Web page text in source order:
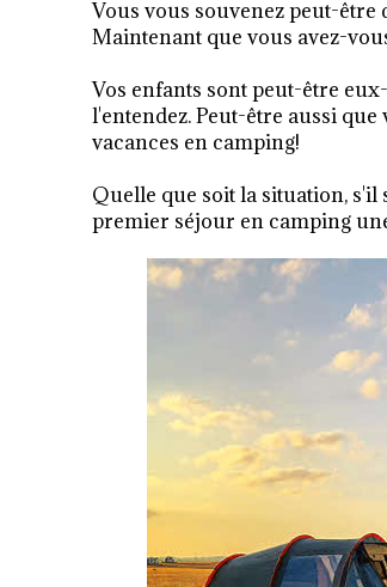
Vous vous souvenez peut-être
Maintenant que vous avez-
Vos enfants sont peut-être
l'entendez. Peut-être aussi
vacances en camping!
Quelle que soit la situation,
premier séjour en camping